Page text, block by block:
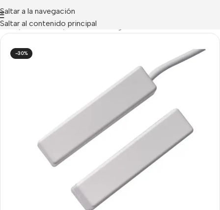
Saltar a la navegación
Saltar al contenido principal
Inicio Detectores/ Contactos Magnéticos
-30%